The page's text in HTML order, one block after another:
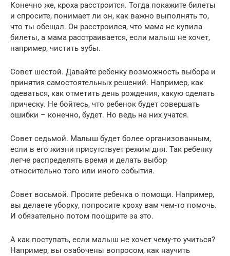
Конечно же, кроха расстроится. Тогда покажите билеты
и спросите, понимает ли он, как важно выполнять то,
что ты обещал. Он расстроился, что мама не купила
билеты, а мама расстраивается, если малыш не хочет,
например, чистить зубы.
Совет шестой. Давайте ребенку возможность выбора и
принятия самостоятельных решений. Например, как
одеваться, как отметить день рождения, какую сделать
прическу. Не бойтесь, что ребенок будет совершать
ошибки – конечно, будет. Но ведь на них учатся.
Совет седьмой. Малыш будет более организованным,
если в его жизни присутствует режим дня. Так ребенку
легче распределять время и делать выбор
относительно того или иного события.
Совет восьмой. Просите ребенка о помощи. Например,
вы делаете уборку, попросите кроху вам чем-то помочь.
И обязательно потом поощрите за это.
А как поступать, если малыш не хочет чему-то учиться?
Например, вы озабочены вопросом, как научить